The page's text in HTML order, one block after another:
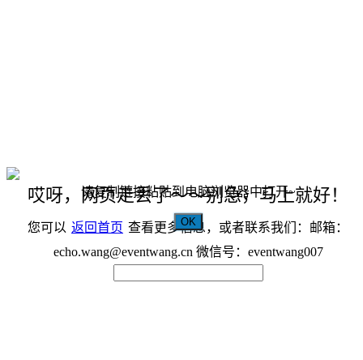
哎呀，网页走丢了～～别急，马上就好！
您可以 返回首页 查看更多信息，或者联系我们：邮箱：
echo.wang@eventwang.cn 微信号：eventwang007
请复制链接粘贴到电脑浏览器中打开~
OK